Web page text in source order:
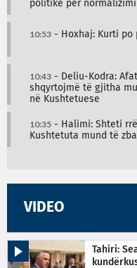
politike për
10:53 - Hoxhaj: Kurti po
10:43 - Deliu-Kodra:
shqyrtojmë të gjitha
në Kushtetuese
10:35 - Halimi: Shteti
Kushtetuta mund të
VIDEO
Tahiri: